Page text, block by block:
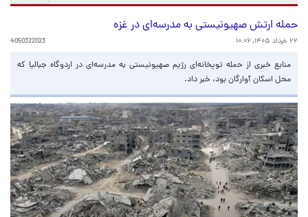
حمله ارتش صهیونیستی به مدرسه‌ای در غزه
۲۲ خرداد ۱۴۰۵، ۱۰:۰۶ 4050322023
منابع خبری از حمله توپخانه‌ای رژیم صهیونیستی به مدرسه‌ای در اردوگاه جبالیا که
محل اسکان آوارگان بود، خبر داد.